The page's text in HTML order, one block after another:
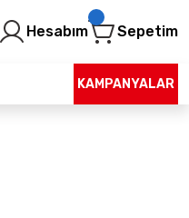
Hesabım Sepetim
KAMPANYALAR